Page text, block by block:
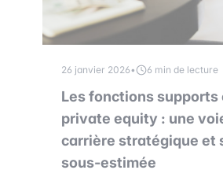
26 janvier 2026• 6 min de lecture
Les fonctions supports
private equity : une
carrière stratégique et
sous-estimée